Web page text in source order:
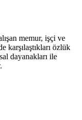
memur, işçi ve
karşılaştıkları özlük
dayanakları ile